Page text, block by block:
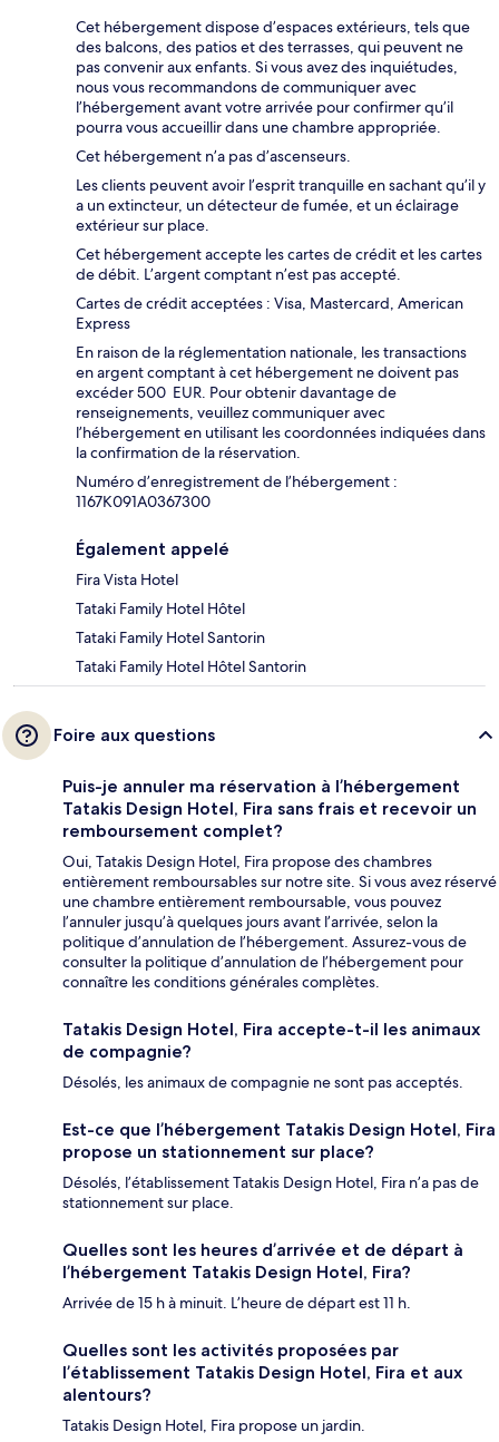
Cet hébergement dispose d’espaces extérieurs, tels que
des balcons, des patios et des terrasses, qui peuvent ne
pas convenir aux enfants. Si vous avez des inquiétudes,
nous vous recommandons de communiquer avec
l’hébergement avant votre arrivée pour confirmer qu’il
pourra vous accueillir dans une chambre appropriée.
Cet hébergement n’a pas d’ascenseurs.
Les clients peuvent avoir l’esprit tranquille en sachant qu’il y
a un extincteur, un détecteur de fumée, et un éclairage
extérieur sur place.
Cet hébergement accepte les cartes de crédit et les cartes
de débit. L’argent comptant n’est pas accepté.
Cartes de crédit acceptées : Visa, Mastercard, American
Express
En raison de la réglementation nationale, les transactions
en argent comptant à cet hébergement ne doivent pas
excéder 500 EUR. Pour obtenir davantage de
renseignements, veuillez communiquer avec
l’hébergement en utilisant les coordonnées indiquées dans
la confirmation de la réservation.
Numéro d’enregistrement de l’hébergement :
1167K091A0367300
Également appelé
Fira Vista Hotel
Tataki Family Hotel Hôtel
Tataki Family Hotel Santorin
Tataki Family Hotel Hôtel Santorin
Foire aux questions
Puis-je annuler ma réservation à l’hébergement
Tatakis Design Hotel, Fira sans frais et recevoir un
remboursement complet?
Oui, Tatakis Design Hotel, Fira propose des chambres
entièrement remboursables sur notre site. Si vous avez réservé
une chambre entièrement remboursable, vous pouvez
l’annuler jusqu’à quelques jours avant l’arrivée, selon la
politique d’annulation de l’hébergement. Assurez-vous de
consulter la politique d’annulation de l’hébergement pour
connaître les conditions générales complètes.
Tatakis Design Hotel, Fira accepte-t-il les animaux
de compagnie?
Désolés, les animaux de compagnie ne sont pas acceptés.
Est-ce que l’hébergement Tatakis Design Hotel, Fira
propose un stationnement sur place?
Désolés, l’établissement Tatakis Design Hotel, Fira n’a pas de
stationnement sur place.
Quelles sont les heures d’arrivée et de départ à
l’hébergement Tatakis Design Hotel, Fira?
Arrivée de 15 h à minuit. L’heure de départ est 11 h.
Quelles sont les activités proposées par
l’établissement Tatakis Design Hotel, Fira et aux
alentours?
Tatakis Design Hotel, Fira propose un jardin.